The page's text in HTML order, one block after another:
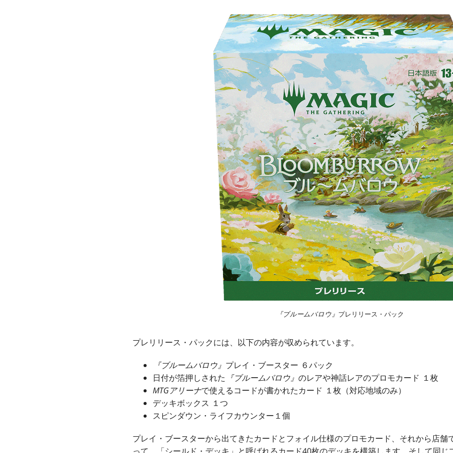
『ブルームバロウ』 プレリリース・パック
プレリリース・パックには、以下の内容が収められています。
『ブルームバロウ』 プレイ・ブースター ６パック
日付が箔押しされた 『ブルームバロウ』 のレアや神話レアのプロモカード １枚
MTGアリーナで使えるコードが書かれたカード １枚（対応地域のみ）
デッキボックス １つ
スピンダウン・ライフカウンター１個
プレイ・ブースターから出てきたカードとフォイル仕様のプロモカード、それから店舗